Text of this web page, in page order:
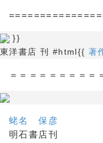
}} [[
東洋書店 刊 #html{{ 著
＝＝＝＝＝＝＝＝＝
蛯名 保彦
明石書店刊